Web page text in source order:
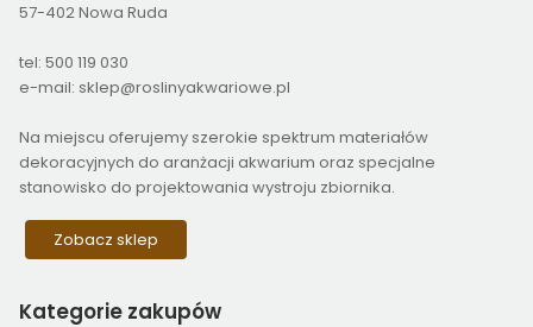
57-402 Nowa Ruda
tel: 500 119 030
e-mail: sklep@roslinyakwariowe.pl
Na miejscu oferujemy szerokie spektrum materiałów
dekoracyjnych do aranżacji akwarium oraz specjalne
stanowisko do projektowania wystroju zbiornika.
Zobacz sklep
Kategorie zakupów